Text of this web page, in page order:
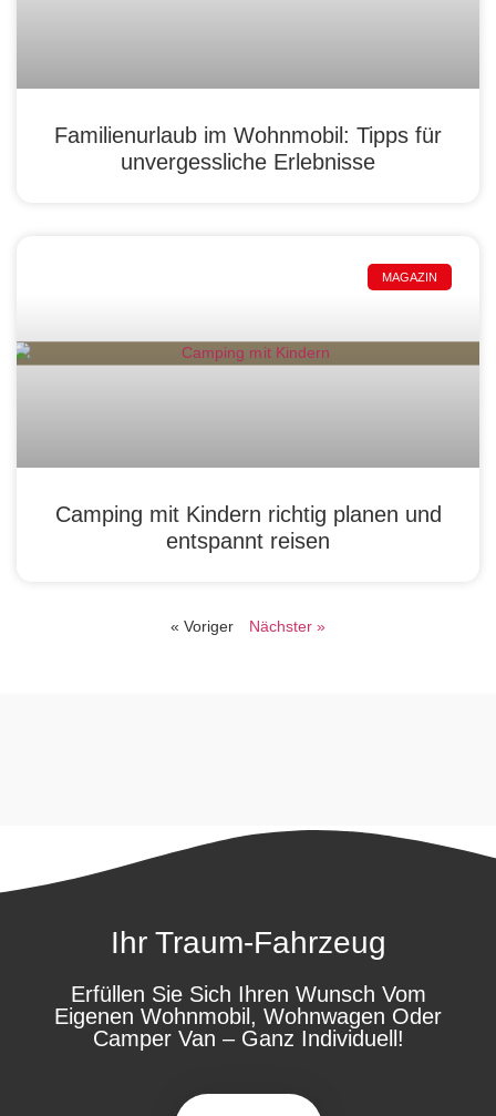
Familienurlaub im Wohnmobil: Tipps für
unvergessliche Erlebnisse
MAGAZIN
Camping mit Kindern richtig planen und
entspannt reisen
« Voriger Nächster »
Ihr Traum-Fahrzeug
Erfüllen Sie Sich Ihren Wunsch Vom
Eigenen Wohnmobil, Wohnwagen Oder
Camper Van – Ganz Individuell!